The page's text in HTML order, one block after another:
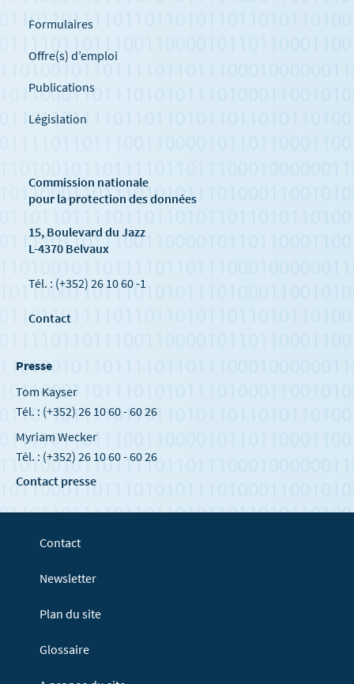
Formulaires
Offre(s) d’emploi
Publications
Législation
Commission nationale
pour la protection des données
15, Boulevard du Jazz
L-4370 Belvaux
Tél. : (+352) 26 10 60 -1
Contact
Presse
Tom Kayser
Tél. : (+352) 26 10 60 - 60 26
Myriam Wecker
Tél. : (+352) 26 10 60 - 60 26
Contact presse
Contact
Newsletter
Plan du site
Glossaire